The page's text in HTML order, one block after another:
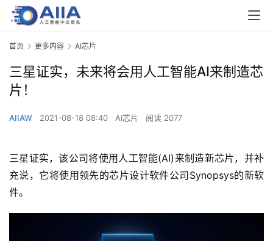
首页 更多内容 AI芯片
三星证实，未来将会用人工智能AI来制造芯
片！
AIIAW 2021-08-18 08:40 AI芯片 阅读 2077
三星证实，该公司将使用人工智能(AI)来制造新芯片，并补
充说，它将使用领先的芯片设计软件公司Synopsys的新软
件。